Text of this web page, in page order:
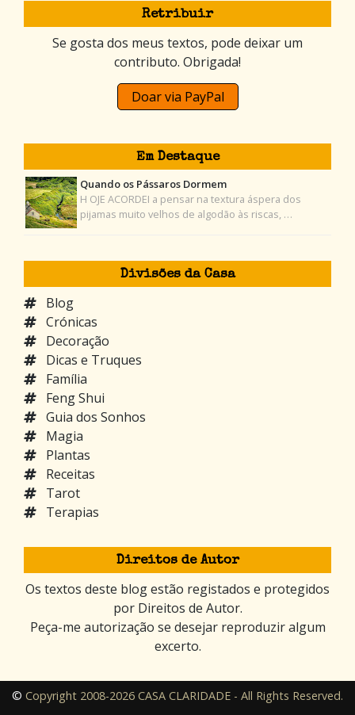
Retribuir
Se gosta dos meus textos, pode deixar um
contributo. Obrigada!
Doar via PayPal
Em Destaque
Quando os Pássaros Dormem
H OJE ACORDEI a pensar na textura áspera dos
pijamas muito velhos de algodão às riscas, …
Divisões da Casa
Blog
Crónicas
Decoração
Dicas e Truques
Família
Feng Shui
Guia dos Sonhos
Magia
Plantas
Receitas
Tarot
Terapias
Direitos de Autor
Os textos deste blog estão registados e protegidos
por Direitos de Autor.
Peça-me autorização se desejar reproduzir algum
excerto.
© Copyright 2008-2026 CASA CLARIDADE - All Rights Reserved.